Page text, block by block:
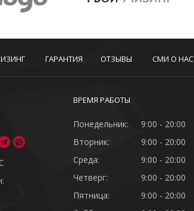
ГАРАНТИЯ ОТЗЫВЫ СМИ О НАС
ВРЕМЯ РАБОТЫ
Понедельник:
9:00 - 20:00
Вторник:
9:00 - 20:00
Среда:
9:00 - 20:00
Четверг:
9:00 - 20:00
Пятница:
9:00 - 20:00